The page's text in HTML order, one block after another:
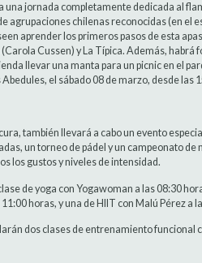
una jornada completamente dedicada al
agrupaciones chilenas reconocidas (en el
aprender los primeros pasos de esta
Cussen) y La Típica. Además,
llevar una manta para un picnic en el
el sábado 08 de marzo, desde las
también llevará a cabo un evento
un torneo de pádel y un campeonato
los gustos y niveles de intensidad.
de yoga con Yogawoman a las 08:30
horas, y una de HIIT con Malú Pérez a
dos clases de entrenamiento funcional